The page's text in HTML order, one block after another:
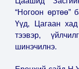
“Ногоон өртөө”
Үүд, Цагаан хад
тээвэр,
шинэчилнэ.